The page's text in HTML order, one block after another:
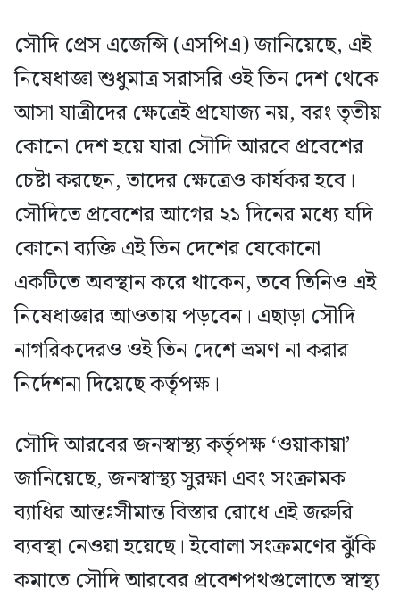
সৌদি প্রেস এজেন্সি (এসপিএ) জানিয়েছে, এই
নিষেধাজ্ঞা শুধুমাত্র সরাসরি ওই তিন দেশ থেকে
আসা যাত্রীদের ক্ষেত্রেই প্রযোজ্য নয়, বরং তৃতীয়
কোনো দেশ হয়ে যারা সৌদি আরবে প্রবেশের
চেষ্টা করছেন, তাদের ক্ষেত্রেও কার্যকর হবে।
সৌদিতে প্রবেশের আগের ২১ দিনের মধ্যে যদি
কোনো ব্যক্তি এই তিন দেশের যেকোনো
একটিতে অবস্থান করে থাকেন, তবে তিনিও এই
নিষেধাজ্ঞার আওতায় পড়বেন। এছাড়া সৌদি
নাগরিকদেরও ওই তিন দেশে ভ্রমণ না করার
নির্দেশনা দিয়েছে কর্তৃপক্ষ।
সৌদি আরবের জনস্বাস্থ্য কর্তৃপক্ষ ‘ওয়াকায়া’
জানিয়েছে, জনস্বাস্থ্য সুরক্ষা এবং সংক্রামক
ব্যাধির আন্তঃসীমান্ত বিস্তার রোধে এই জরুরি
ব্যবস্থা নেওয়া হয়েছে। ইবোলা সংক্রমণের ঝুঁকি
কমাতে সৌদি আরবের প্রবেশপথগুলোতে স্বাস্থ্য